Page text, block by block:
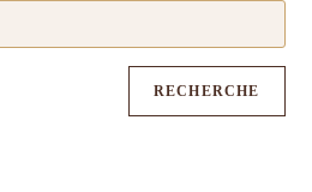
RECHERCHE